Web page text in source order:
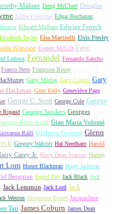
Malone Doug McClure Douglas
Eddie Firestone Edgar Buchanan
Edward Mulhare Edwige Fenech
Elizabeth Taylor Elsa Martinelli Elvis Presley
Winwood Everett McGill
Faye
Ledoux Fernandel Fernando Sancho
Franco Nero Françoise Rosay
Gaby Morlay Gary Combs Gary
Hackman Gene Kelly Geneviève Page
George C. Scott George Cole George
Rigaud George Sanders Georges
Rossi-Stuart Gian Maria Volonté
Ralli Giuliano Gemma Glenn
Gregory Walcott Hal Needham Harold
Carey Jr. Harry Dean Stanton Harvey
Lom Honor Blackman Hugh Jackman
Bergman Ingrid Pitt Jack Black Jack
Jack Lemmon Jack Lord Jack
Weston Jacqueline Bisset Jacqueline
Tati James Coburn James Dean